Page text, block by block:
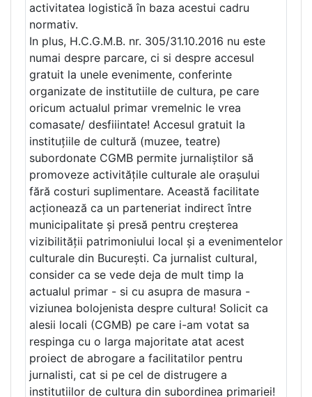
activitatea logistică în baza acestui cadru
normativ.
In plus, H.C.G.M.B. nr. 305/31.10.2016 nu este
numai despre parcare, ci si despre accesul
gratuit la unele evenimente, conferinte
organizate de institutiile de cultura, pe care
oricum actualul primar vremelnic le vrea
comasate/ desfiiintate! Accesul gratuit la
instituțiile de cultură (muzee, teatre)
subordonate CGMB permite jurnaliștilor să
promoveze activitățile culturale ale orașului
fără costuri suplimentare. Această facilitate
acționează ca un parteneriat indirect între
municipalitate și presă pentru creșterea
vizibilității patrimoniului local și a evenimentelor
culturale din București. Ca jurnalist cultural,
consider ca se vede deja de mult timp la
actualul primar - si cu asupra de masura -
viziunea bolojenista despre cultura! Solicit ca
alesii locali (CGMB) pe care i-am votat sa
respinga cu o larga majoritate atat acest
proiect de abrogare a facilitatilor pentru
jurnalisti, cat si pe cel de distrugere a
institutiilor de cultura din subordinea primariei!